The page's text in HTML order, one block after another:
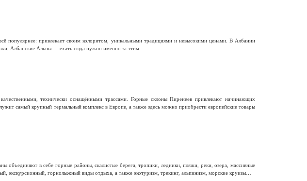
популярнее: привлекает своим колоритом, уникальными традициями и невысокими ценами. В Албании
Албанские Альпы — ехать сюда нужно именно за этим.
технически оснащёнными трассами. Горные склоны Пиренеев привлекают начинающих
самый крупный термальный комплекс в Европе, а также здесь можно приобрести европейские товары
в себе горные районы, скалистые берега, тропики, ледники, пляжи, реки, озера, массивные
экскурсионный, горнолыжный виды отдыха, а также экотуризм, трекинг, альпинизм, морские круизы…